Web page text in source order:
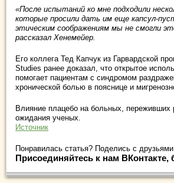
«После испытаний ко мне подходили
которые просили дать им еще капсул-
этическим соображениям мы не смогли
рассказал Хенемейер.
Его коллега Тед Капчук из Гарвардской
Studies ранее доказал, что открытое
помогает пациентам с синдромом
хронической болью в пояснице и
Влияние плацебо на больных, переживших
ожидания ученых.
Источник
Понравилась статья? Поделись с
Присоединяйтесь к нам ВКонтакте,